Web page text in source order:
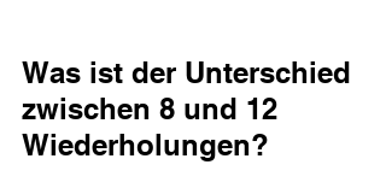
Was ist der Unterschied
zwischen 8 und 12
Wiederholungen?